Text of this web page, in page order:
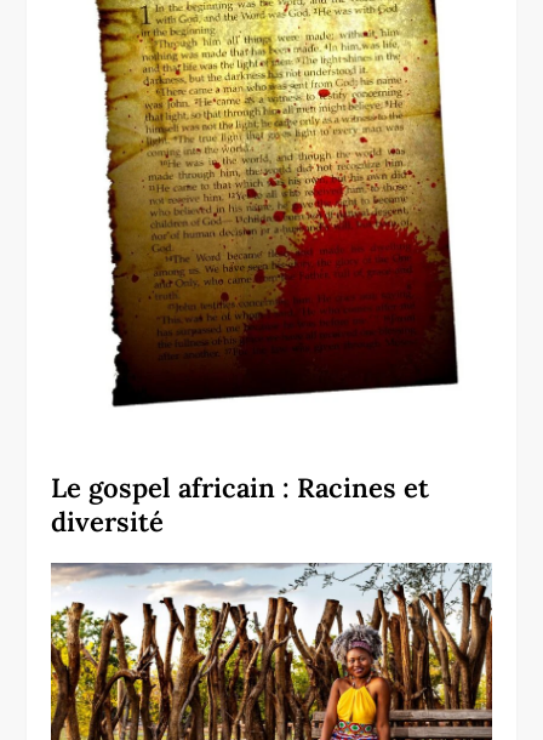
Le gospel africain : Racines et
diversité